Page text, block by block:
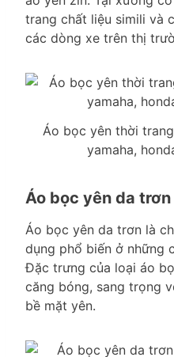
trang chất liệu simili và
các dòng xe trên thị
Áo bọc yên thời
yamaha,
Áo bọc yên da trơn
Áo bọc yên da trơn là
dụng phổ biến ở những
Đặc trưng của loại áo
căng bóng, sang trọng
bề mặt yên.